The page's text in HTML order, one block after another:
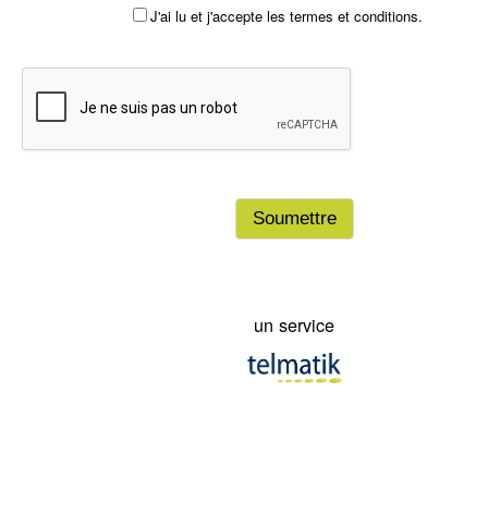
précautions nécessaires pour vous mettre ou mettre vos biens à
municipalité, ses dirigeants, ses employés et ayant droits ne
tenus responsables des dommages pouvant découler, directement
poursuivre votre municipalité, ses dirigeants, employés et ayant
J'ai lu et j'accepte les termes et conditions.
un service